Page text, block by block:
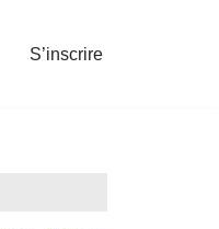
S’inscrire